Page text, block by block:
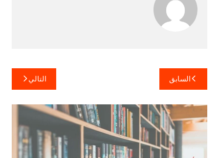
تصفّح
المقالات
السابق التالي